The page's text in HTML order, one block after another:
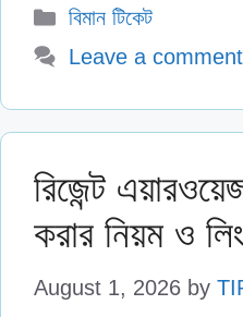
Categories
বিমান টিকেট
Leave a comment
রিজেন্ট
করার নিয়ম ও
August 1, 2026 by